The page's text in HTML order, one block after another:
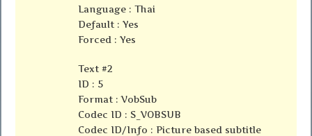
Language : Thai
Default : Yes
Forced : Yes
Text #2
ID : 5
Format : VobSub
Codec ID : S_VOBSUB
Codec ID/Info : Picture based subtitle